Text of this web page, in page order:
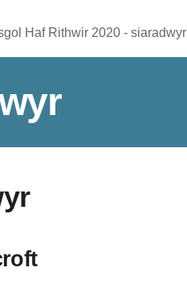
Haf Rithwir 2020 - siaradwyr